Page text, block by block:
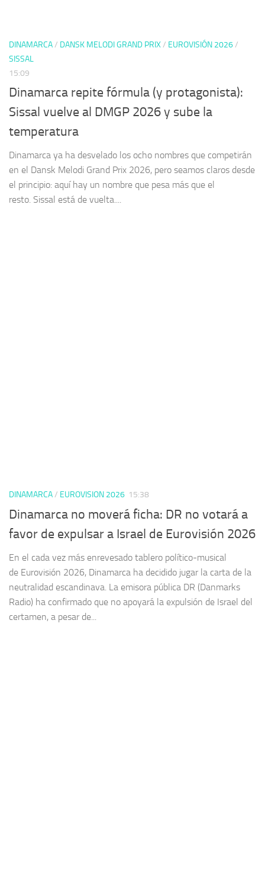
DINAMARCA/ DANSK MELODI GRAND PRIX/ EUROVISIÓN 2026/
SISSAL
15:09
Dinamarca repite fórmula (y protagonista):
Sissal vuelve al DMGP 2026 y sube la
temperatura
Dinamarca ya ha desvelado los ocho nombres que competirán
en el Dansk Melodi Grand Prix 2026, pero seamos claros desde
el principio: aquí hay un nombre que pesa más que el
resto. Sissal está de vuelta....
DINAMARCA/ EUROVISION 2026 15:38
Dinamarca no moverá ficha: DR no votará a
favor de expulsar a Israel de Eurovisión 2026
En el cada vez más enrevesado tablero político-musical
de Eurovisión 2026, Dinamarca ha decidido jugar la carta de la
neutralidad escandinava. La emisora pública DR (Danmarks
Radio) ha confirmado que no apoyará la expulsión de Israel del
certamen, a pesar de...